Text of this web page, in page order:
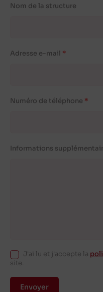
Nom de la structure
Adresse e-mail
Numéro de téléphone
Informations
J'ai lu et j'accepte la
site.
Envoyer